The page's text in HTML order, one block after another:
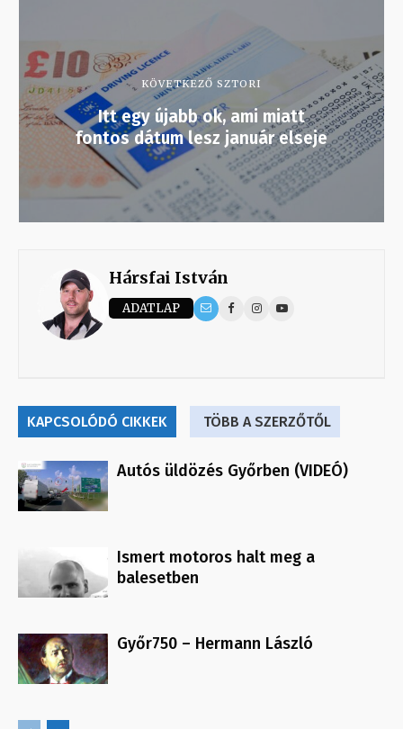
KÖVETKEZŐ SZTORI
Itt egy újabb ok, ami miatt
fontos dátum lesz január elseje
Hársfai István
ADATLAP
KAPCSOLÓDÓ CIKKEK TÖBB A SZERZŐTŐL
Autós üldözés Győrben (VIDEÓ)
Ismert motoros halt meg a
balesetben
Győr750 – Hermann László